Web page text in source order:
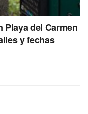
Playa del Carmen
y fechas